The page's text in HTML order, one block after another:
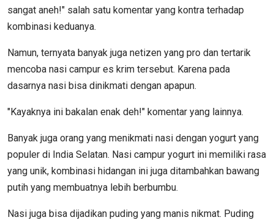
sangat aneh!" salah satu komentar yang kontra terhadap
kombinasi keduanya.
Namun, ternyata banyak juga netizen yang pro dan tertarik
mencoba nasi campur es krim tersebut. Karena pada
dasarnya nasi bisa dinikmati dengan apapun.
"Kayaknya ini bakalan enak deh!" komentar yang lainnya.
Banyak juga orang yang menikmati nasi dengan yogurt yang
populer di India Selatan. Nasi campur yogurt ini memiliki rasa
yang unik, kombinasi hidangan ini juga ditambahkan bawang
putih yang membuatnya lebih berbumbu.
Nasi juga bisa dijadikan puding yang manis nikmat. Puding